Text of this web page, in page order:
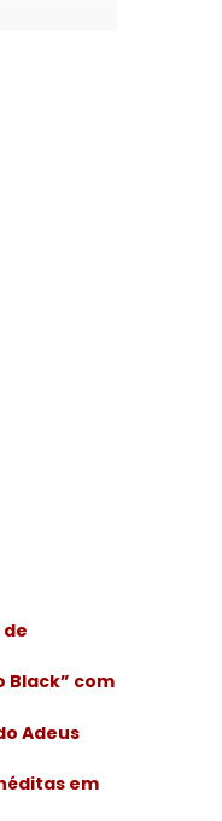
Black” com
Adeus
em